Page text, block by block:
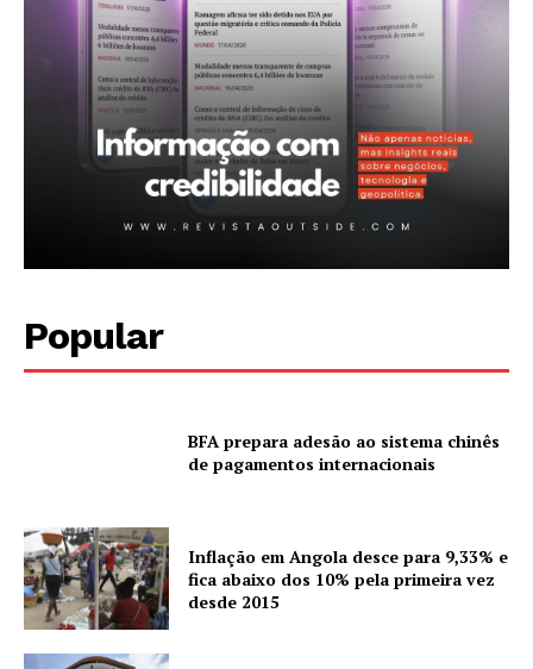
Minha conta
Popular
BFA prepara adesão ao sistema chinês
de pagamentos internacionais
Inflação em Angola desce para 9,33% e
fica abaixo dos 10% pela primeira vez
desde 2015